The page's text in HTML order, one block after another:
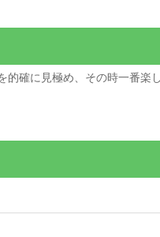
確に見極め、その時一番